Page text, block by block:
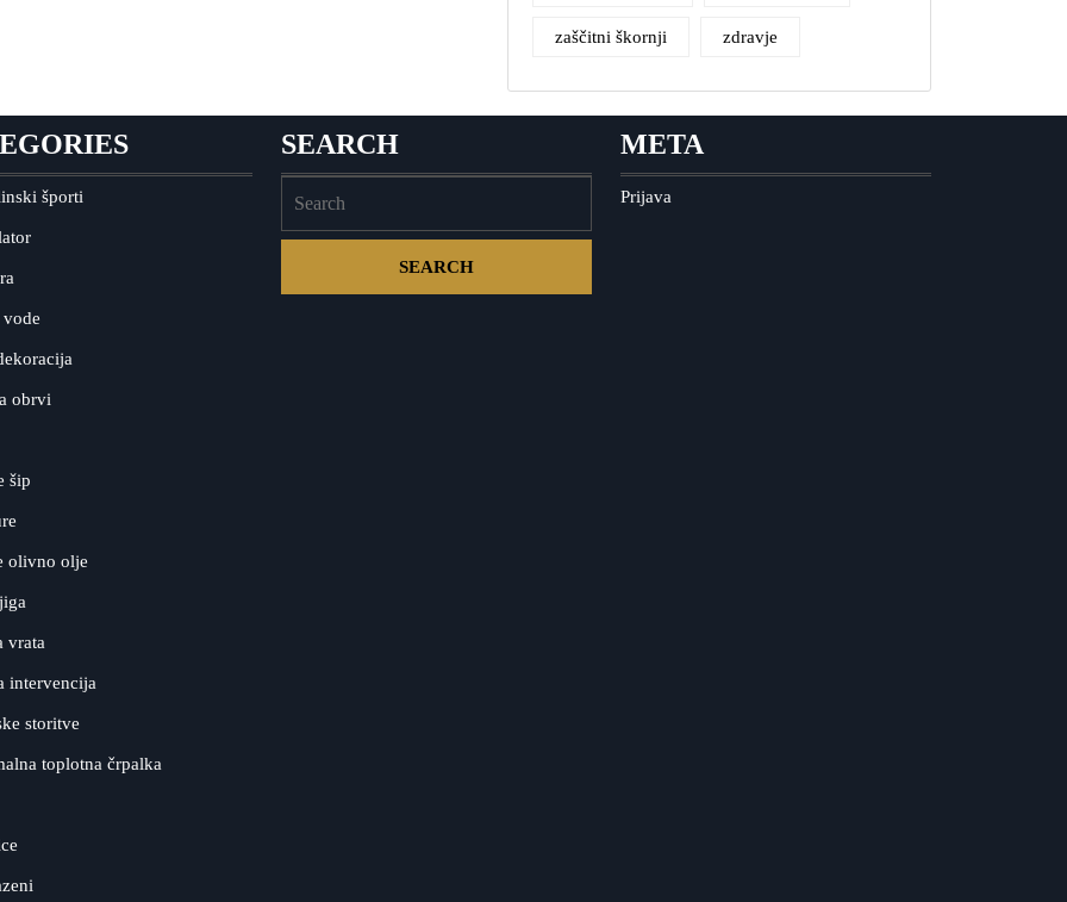
zaščitni škornji zdravje
športi
obrvi
šip
olivno olje
vrata
intervencija
storitve
toplotna črpalka
SEARCH META
Prijava